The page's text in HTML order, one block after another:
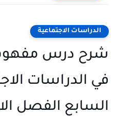
الدراسات الاجتماعية
شرح درس مفهوم
في الدراسات
السابع الفصل